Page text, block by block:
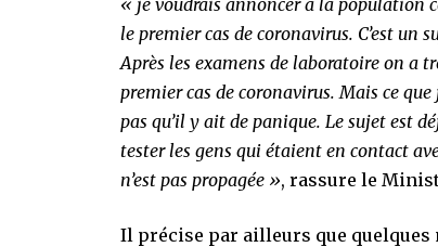
« je voudrais annoncer à la population
le premier cas de coronavirus. C’est un
Après les examens de laboratoire on a
premier cas de coronavirus. Mais ce
pas qu’il y ait de panique. Le sujet est
tester les gens qui étaient en contact
n’est pas propagée », rassure le
Il précise par ailleurs que